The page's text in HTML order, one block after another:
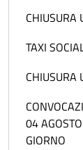
CHIUSURA
TAXI
CHIUSURA
04
GIORNO